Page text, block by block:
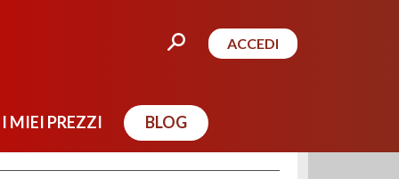
ACCEDI
I MIEI PREZZI BLOG